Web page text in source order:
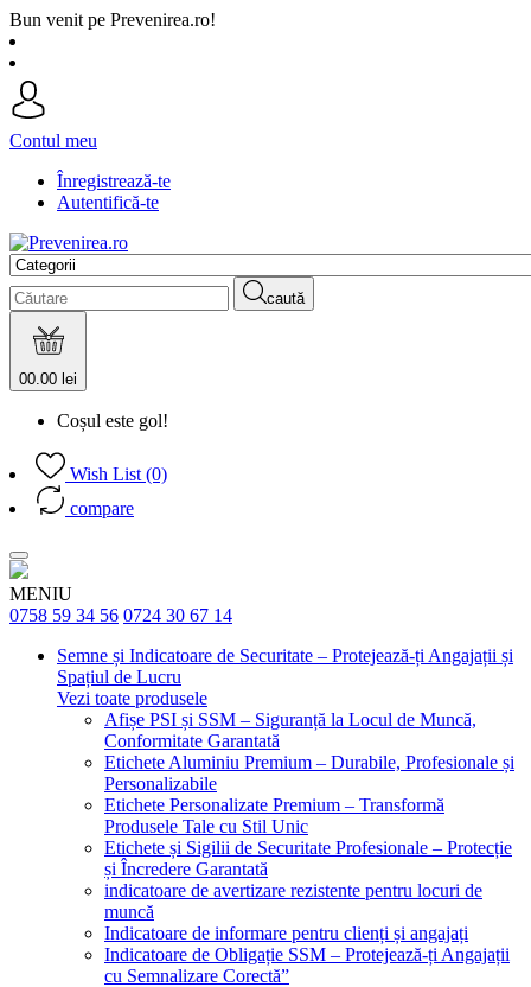
Bun venit pe Prevenirea.ro!
Contul meu
Înregistrează-te
Autentifică-te
caută
00.00 lei
Coșul este gol!
Wish List (0)
compare
MENIU
0758 59 34 56 0724 30 67 14
Semne și Indicatoare de Securitate – Protejează-ți Angajații și
Spațiul de Lucru
Vezi toate produsele
Afișe PSI și SSM – Siguranță la Locul de Muncă,
Conformitate Garantată
Etichete Aluminiu Premium – Durabile, Profesionale și
Personalizabile
Etichete Personalizate Premium – Transformă
Produsele Tale cu Stil Unic
Etichete și Sigilii de Securitate Profesionale – Protecție
și Încredere Garantată
indicatoare de avertizare rezistente pentru locuri de
muncă
Indicatoare de informare pentru clienți și angajați
Indicatoare de Obligație SSM – Protejează-ți Angajații
cu Semnalizare Corectă”